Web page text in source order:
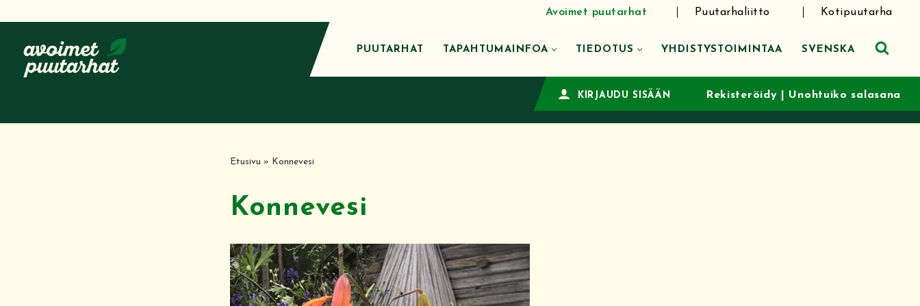
suoraan
sisältöön
Avoimet puutarhat Puutarhaliitto Kotipuutarha
PUUTARHAT TAPAHTUMAINFOA TIEDOTUS YHDISTYSTOIMINTAA SVENSKA
KIRJAUDU SISÄÄN Rekisteröidy Unohtuiko salasana
Etusivu » Konnevesi
Konnevesi